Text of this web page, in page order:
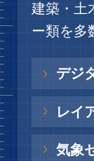
建築・土
ー類を多
デジ
レイ
気象